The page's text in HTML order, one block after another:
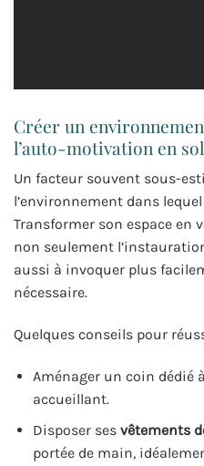
Créer un
l’auto-motivation en
Un facteur souvent sous-
l’environnement dans
Transformer son espace en
non seulement
aussi à invoquer plus
nécessaire.
Quelques conseils pour
Aménager un coin dédié
accueillant.
Disposer ses vêtements
portée de main,